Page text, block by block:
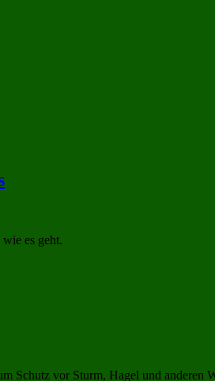
es geht.
Schutz vor Sturm, Hagel und anderen